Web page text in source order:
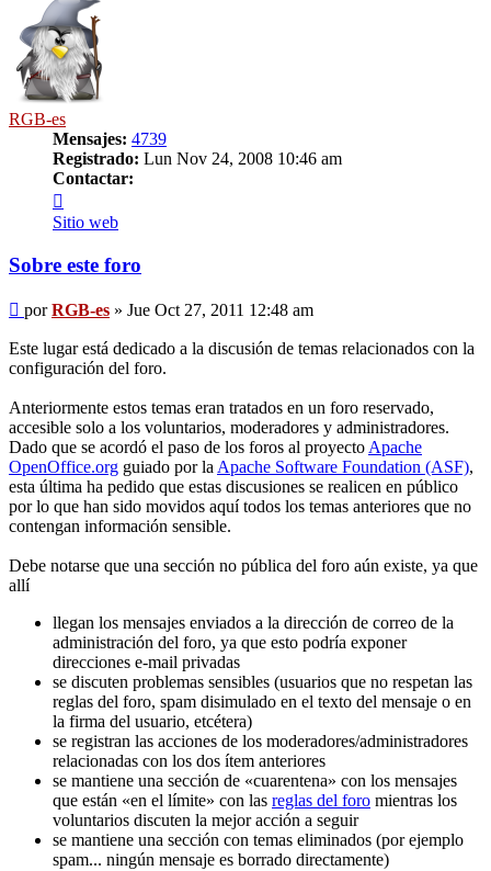
RGB-es
Mensajes: 4739
Registrado: Lun Nov 24, 2008 10:46 am
Contactar:
RGB-
es
Sitio web
Sobre este foro
Mensaje
porRGB-es » Jue Oct 27, 2011 12:48 am
Este lugar está dedicado a la discusión de temas relacionados con la
configuración del foro.
Anteriormente estos temas eran tratados en un foro reservado,
accesible solo a los voluntarios, moderadores y administradores.
Dado que se acordó el paso de los foros al proyectoApache
OpenOffice.org guiado por laApache Software Foundation (ASF),
esta última ha pedido que estas discusiones se realicen en público
por lo que han sido movidos aquí todos los temas anteriores que no
contengan información sensible.
Debe notarse que una sección no pública del foro aún existe, ya que
allí
llegan los mensajes enviados a la dirección de correo de la
administración del foro, ya que esto podría exponer
direcciones e-mail privadas
se discuten problemas sensibles (usuarios que no respetan las
reglas del foro, spam disimulado en el texto del mensaje o en
la firma del usuario, etcétera)
se registran las acciones de los moderadores/administradores
relacionadas con los dos ítem anteriores
se mantiene una sección de «cuarentena» con los mensajes
que están «en el límite» con las reglas del foro mientras los
voluntarios discuten la mejor acción a seguir
se mantiene una sección con temas eliminados (por ejemplo
spam... ningún mensaje es borrado directamente)